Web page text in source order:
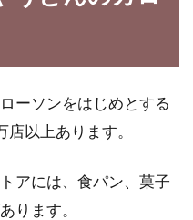
ーソンをはじめとする
以上あります。
アには、食パン、菓子
ります。